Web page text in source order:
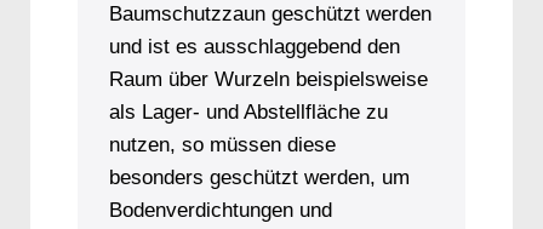
Baumschutzzaun geschützt werden
und ist es ausschlaggebend den
Raum über Wurzeln beispielsweise
als Lager- und Abstellfläche zu
nutzen, so müssen diese
besonders geschützt werden, um
Bodenverdichtungen und